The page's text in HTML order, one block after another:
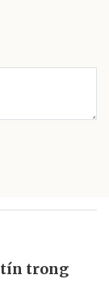
tín trong